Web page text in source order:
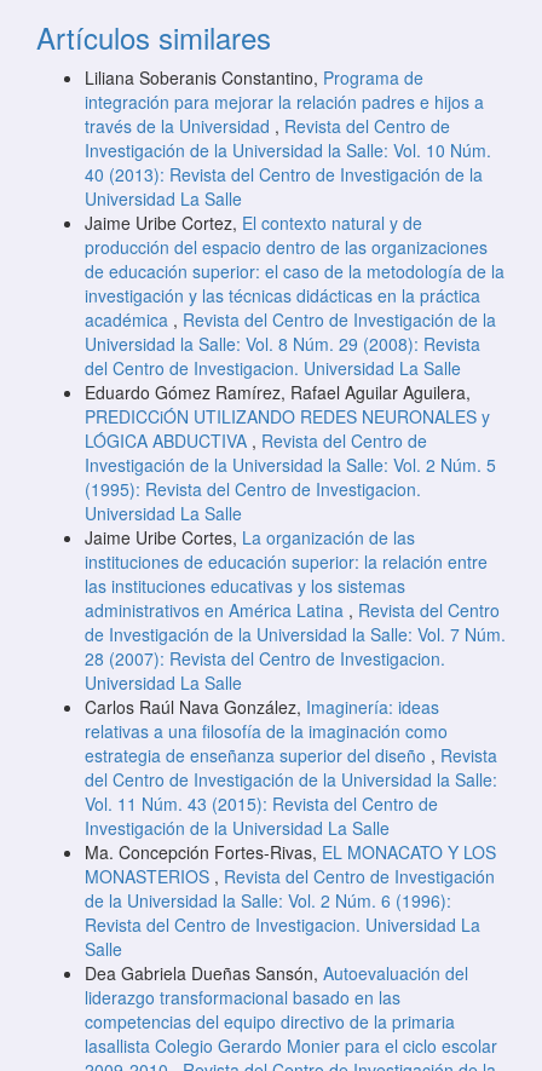
Artículos similares
Liliana Soberanis Constantino, Programa de
integración para mejorar la relación padres e hijos a
través de la Universidad , Revista del Centro de
Investigación de la Universidad la Salle: Vol. 10 Núm.
40 (2013): Revista del Centro de Investigación de la
Universidad La Salle
Jaime Uribe Cortez, El contexto natural y de
producción del espacio dentro de las organizaciones
de educación superior: el caso de la metodología de la
investigación y las técnicas didácticas en la práctica
académica , Revista del Centro de Investigación de la
Universidad la Salle: Vol. 8 Núm. 29 (2008): Revista
del Centro de Investigacion. Universidad La Salle
Eduardo Gómez Ramírez, Rafael Aguilar Aguilera,
PREDICCiÓN UTILIZANDO REDES NEURONALES y
LÓGICA ABDUCTIVA , Revista del Centro de
Investigación de la Universidad la Salle: Vol. 2 Núm. 5
(1995): Revista del Centro de Investigacion.
Universidad La Salle
Jaime Uribe Cortes, La organización de las
instituciones de educación superior: la relación entre
las instituciones educativas y los sistemas
administrativos en América Latina , Revista del Centro
de Investigación de la Universidad la Salle: Vol. 7 Núm.
28 (2007): Revista del Centro de Investigacion.
Universidad La Salle
Carlos Raúl Nava González, Imaginería: ideas
relativas a una filosofía de la imaginación como
estrategia de enseñanza superior del diseño , Revista
del Centro de Investigación de la Universidad la Salle:
Vol. 11 Núm. 43 (2015): Revista del Centro de
Investigación de la Universidad La Salle
Ma. Concepción Fortes-Rivas, EL MONACATO Y LOS
MONASTERIOS , Revista del Centro de Investigación
de la Universidad la Salle: Vol. 2 Núm. 6 (1996):
Revista del Centro de Investigacion. Universidad La
Salle
Dea Gabriela Dueñas Sansón, Autoevaluación del
liderazgo transformacional basado en las
competencias del equipo directivo de la primaria
lasallista Colegio Gerardo Monier para el ciclo escolar